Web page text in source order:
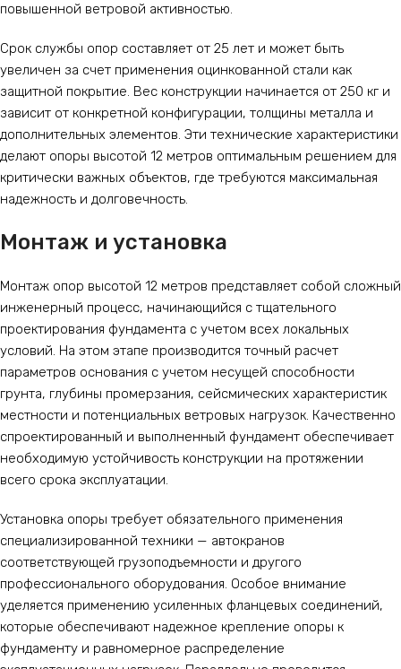
повышенной ветровой активностью.
Срок службы опор составляет от 25 лет и может быть
увеличен за счет применения оцинкованной стали как
защитной покрытие. Вес конструкции начинается от 250 кг и
зависит от конкретной конфигурации, толщины металла и
дополнительных элементов. Эти технические характеристики
делают опоры высотой 12 метров оптимальным решением для
критически важных объектов, где требуются максимальная
надежность и долговечность.
Монтаж и установка
Монтаж опор высотой 12 метров представляет собой сложный
инженерный процесс, начинающийся с тщательного
проектирования фундамента с учетом всех локальных
условий. На этом этапе производится точный расчет
параметров основания с учетом несущей способности
грунта, глубины промерзания, сейсмических характеристик
местности и потенциальных ветровых нагрузок. Качественно
спроектированный и выполненный фундамент обеспечивает
необходимую устойчивость конструкции на протяжении
всего срока эксплуатации.
Установка опоры требует обязательного применения
специализированной техники — автокранов
соответствующей грузоподъемности и другого
профессионального оборудования. Особое внимание
уделяется применению усиленных фланцевых соединений,
которые обеспечивают надежное крепление опоры к
фундаменту и равномерное распределение